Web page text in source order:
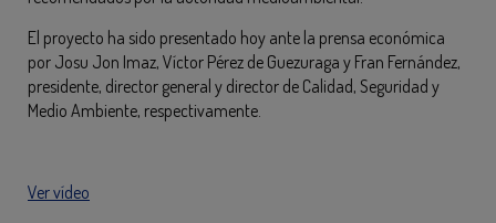
El proyecto ha sido presentado hoy ante la prensa económica
por Josu Jon Imaz, Víctor Pérez de Guezuraga y Fran Fernández,
presidente, director general y director de Calidad, Seguridad y
Medio Ambiente, respectivamente.
Ver vídeo